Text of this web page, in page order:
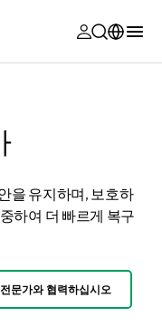
opens in a
opens in a
opens in a
지원
opens in a
제품 설명서
opens in a
opens in a
Cohesity
Community
opens in a
opens in a
Français (France)
日本語 (Japan)
Español (Spain)
을 유지하며, 보호하
하여 더 빠르게 복구
전문가와 협력하십시오